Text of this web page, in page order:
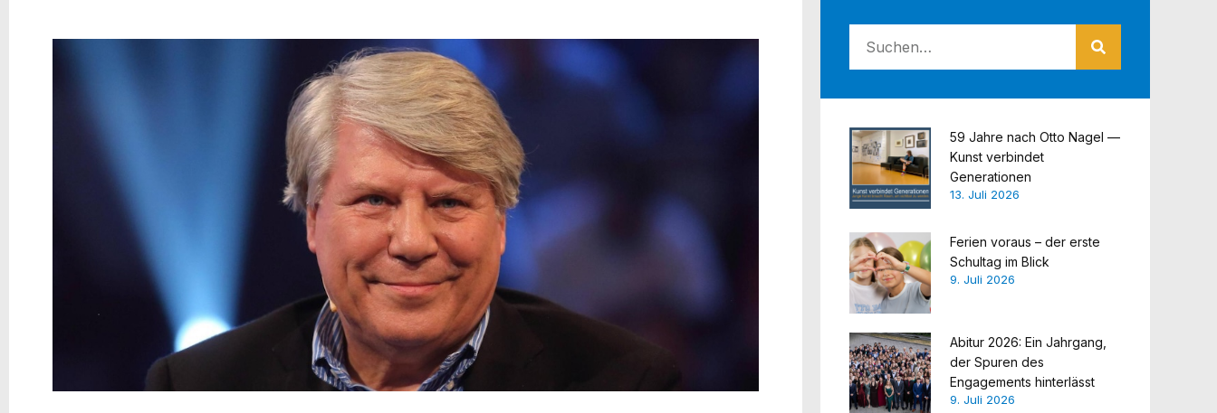
59 Jahre nach Otto Nagel —
Kunst verbindet
Generationen
13. Juli 2026
Ferien voraus – der erste
Schultag im Blick
9. Juli 2026
Abitur 2026: Ein Jahrgang,
der Spuren des
Engagements hinterlässt
9. Juli 2026